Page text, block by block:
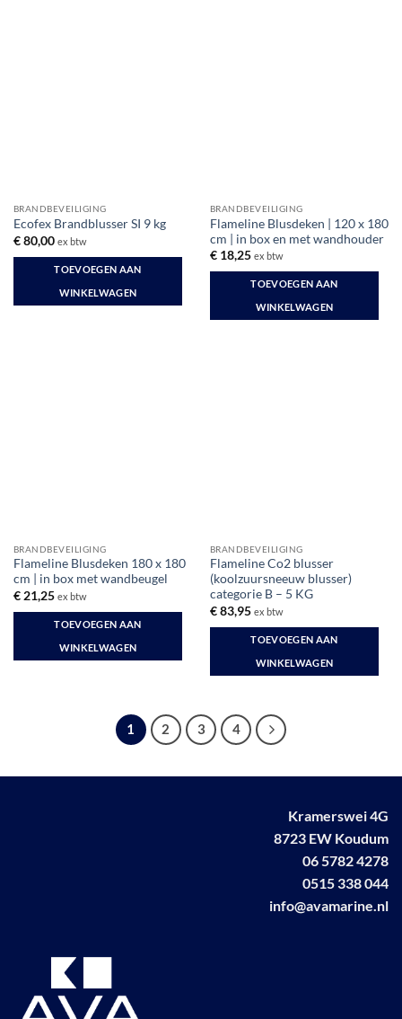
BRANDBEVEILIGING
Ecofex Brandblusser SI 9 kg
€80,00 ex btw
TOEVOEGEN AAN
WINKELWAGEN
BRANDBEVEILIGING
Flameline Blusdeken | 120 x 180
cm | in box en met wandhouder
€18,25 ex btw
TOEVOEGEN AAN
WINKELWAGEN
BRANDBEVEILIGING
Flameline Blusdeken 180 x 180
cm | in box met wandbeugel
€21,25 ex btw
TOEVOEGEN AAN
WINKELWAGEN
BRANDBEVEILIGING
Flameline Co2 blusser
(koolzuursneeuw blusser)
categorie B – 5 KG
€83,95 ex btw
TOEVOEGEN AAN
WINKELWAGEN
1 2 3 4
Kramerswei 4G
8723 EW Koudum
06 5782 4278
0515 338 044
info@avamarine.nl